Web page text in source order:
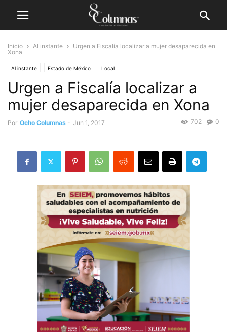
Inicio Al instante
Urgen a Fiscalía localizar a mujer desaparecida en
Xona
Al instante Estado de México Local
Urgen a Fiscalía localizar a
mujer desaparecida en Xona
Por Ocho Columnas - Jun 1, 2017 0
702